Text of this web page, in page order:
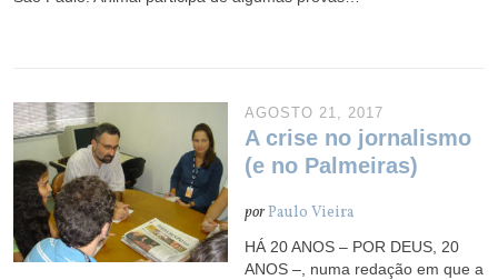
AGOSTO 21, 2017
A crise no jornalismo
(e no Palmeiras)
porPaulo Vieira
HÁ 20 ANOS – POR DEUS, 20
ANOS –, numa redação em que a